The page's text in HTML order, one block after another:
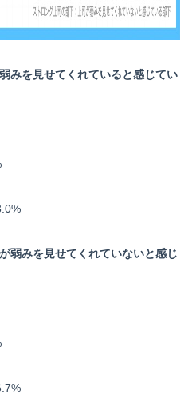
みを見せてくれていると感じてい
弱みを見せてくれていないと感じ